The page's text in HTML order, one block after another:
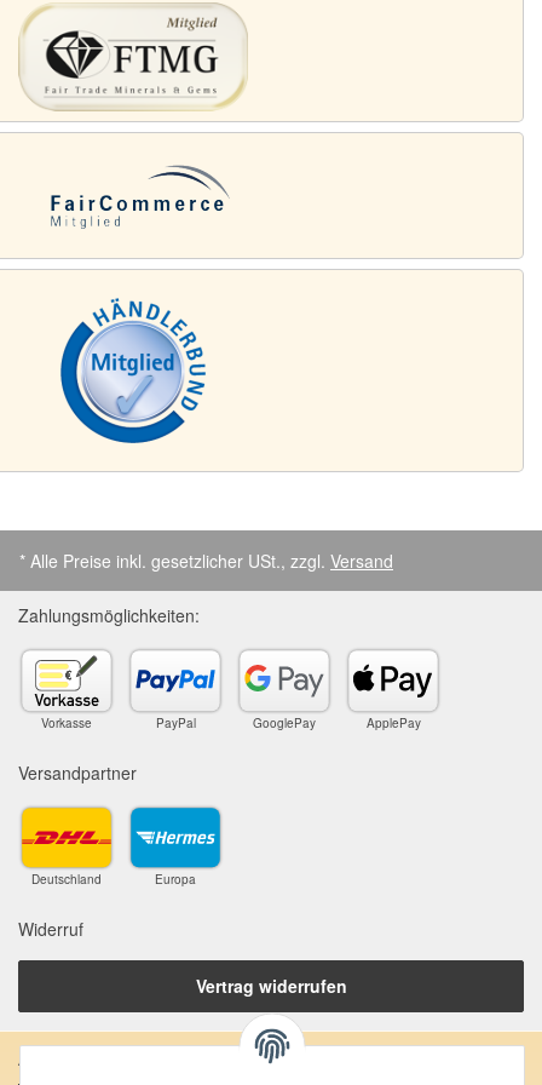
* Alle Preise inkl. gesetzlicher USt., zzgl. Versand
Zahlungsmöglichkeiten:
Vorkasse PayPal GooglePay ApplePay
Versandpartner
Deutschland Europa
Widerruf
Vertrag widerrufen
Anschrift: